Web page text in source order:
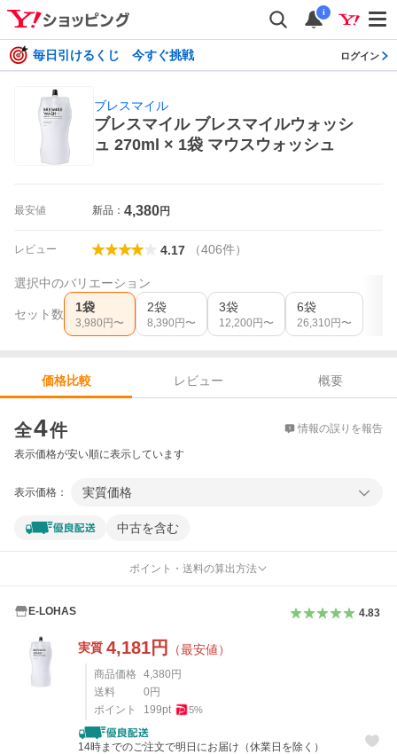
i
毎日引けるくじ 今すぐ挑戦 ログイン
ブレスマイル
ブレスマイル ブレスマイルウォッシ
ュ 270ml × 1袋 マウスウォッシュ
最安値 新品： 4,380円
レビュー 4.17 （406件）
選択中のバリエーション
セット数 1袋
3,980 円〜
2袋
8,390 円〜
3袋
12,200 円〜
6袋
26,310 円〜
価格比較 レビュー
概要
全4件 情報の誤りを報告
表示価格が安い順に表示しています
表示価格： 実質価格
中古を含む
ポイント・送料の算出方法
E-LOHAS 4.83
実質 4,181円 （最安値）
商品価格 4,380 円
送料
0 円
ポイント
199pt 5%
14時までのご注文で明日にお届け（休業日を除く）